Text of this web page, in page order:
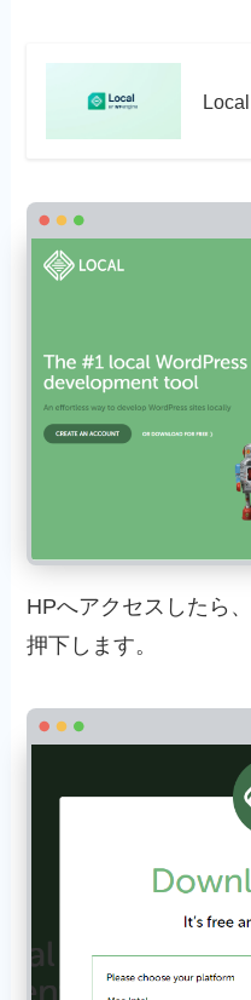
Local
HPへアクセスしたら
押下します。